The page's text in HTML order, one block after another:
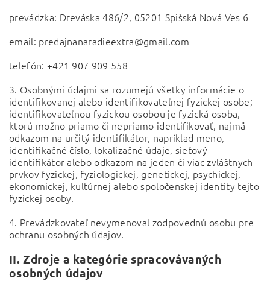
prevádzka: Dreváska 486/2, 05201 Spišská Nová Ves 6
email: predajnanaradieextra@gmail.com
telefón: +421 907 909 558
3. Osobnými údajmi sa rozumejú všetky informácie o
identifikovanej alebo identifikovateľnej fyzickej osobe;
identifikovateľnou fyzickou osobou je fyzická osoba,
ktorú možno priamo či nepriamo identifikovať, najmä
odkazom na určitý identifikátor, napríklad meno,
identifikačné číslo, lokalizačné údaje, sieťový
identifikátor alebo odkazom na jeden či viac zvláštnych
prvkov fyzickej, fyziologickej, genetickej, psychickej,
ekonomickej, kultúrnej alebo spoločenskej identity tejto
fyzickej osoby.
4. Prevádzkovateľ nevymenoval zodpovednú osobu pre
ochranu osobných údajov.
II.Zdroje a kategórie spracovávaných
osobných údajov